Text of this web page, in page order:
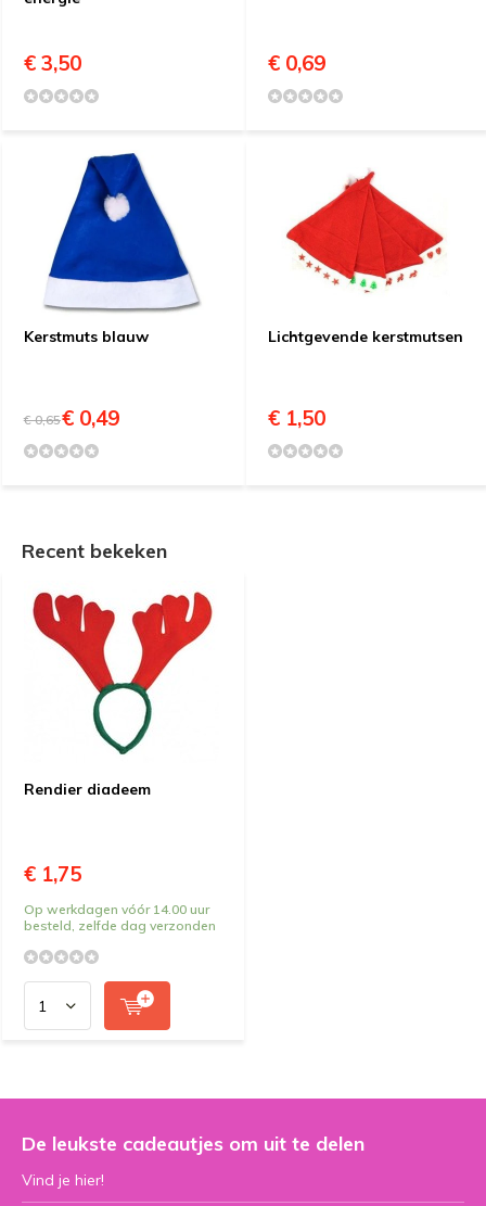
€ 3,50 € 0,69
Kerstmuts blauw
€ 0,65€ 0,49
Lichtgevende kerstmutsen
€ 1,50
Recent bekeken
Rendier diadeem
€ 1,75
Op werkdagen vóór 14.00 uur
besteld, zelfde dag verzonden
De leukste cadeautjes om uit te delen
Vind je hier!